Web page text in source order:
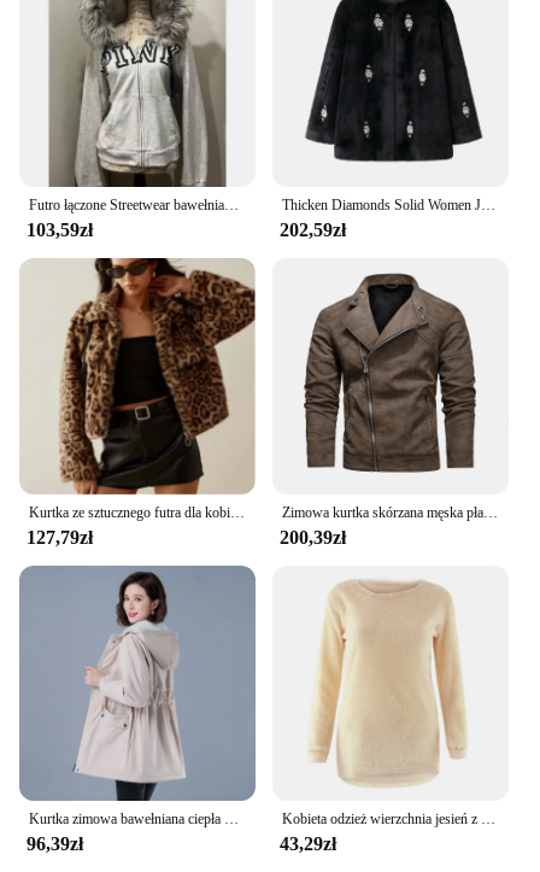
103,59zł
Thicken Diamonds Solid Women Jacket Faux Fur O Neck Lady Coat 2024 Elegant Autumn Winter Full Sleeve Loose Warm Female Overcoat
202,59zł
127,79zł
Zimowa kurtka skórzana męska płaszcz Bomber oryginalne dorywczo brązowe kurtki płaszcze ze sztucznej skóry Vintage czarna kurtka motocyklowa męska wiatroszczelna
200,39zł
Kurtka zimowa bawełniana ciepła ocieplana kurtka damska codzienna parka z podszewką kaptur pluszowy odzież wierzchnia w stylu prochowca ubrania damskie
96,39zł
Kobieta odzież wierzchnia jesień z długim rękawem przycięta kurtka dla kobiet zima guziki półsezonowe krótkie płaszcze elegancki płaszcz damski
43,29zł